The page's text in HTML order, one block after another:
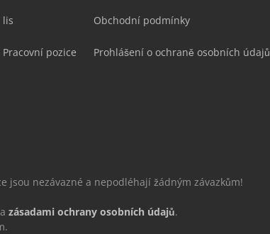
lis
Pracovní pozice
Obchodní podmínky
Prohlášení o ochraně osobních údajů
jsou nezávazné a nepodléhají žádným závazkům!
a zásadami ochrany osobních údajů.